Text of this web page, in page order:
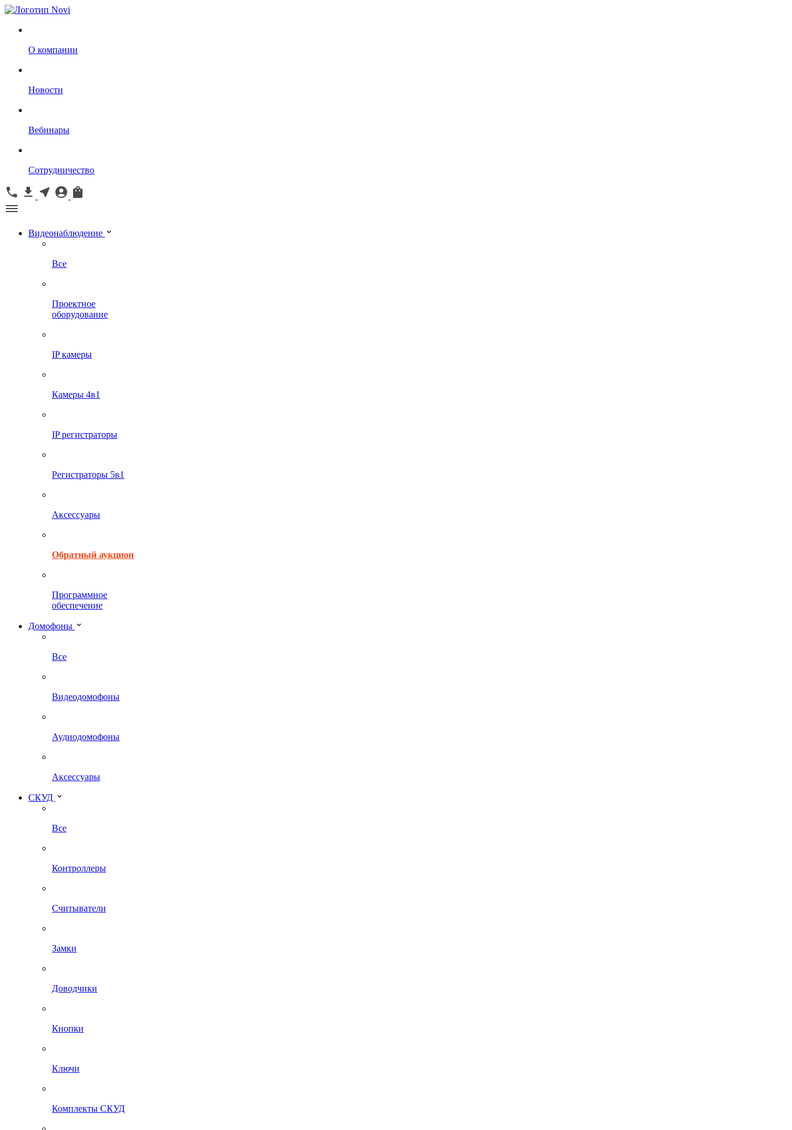
О компании
Новости
Вебинары
Сотрудничество
Видеонаблюдение
Все
Проектное
оборудование
IP камеры
Камеры 4в1
IP регистраторы
Регистраторы 5в1
Аксессуары
Обратный аукцион
Программное
обеспечение
Домофоны
Все
Видеодомофоны
Аудиодомофоны
Аксессуары
СКУД
Все
Контроллеры
Считыватели
Замки
Доводчики
Кнопки
Ключи
Комплекты СКУД